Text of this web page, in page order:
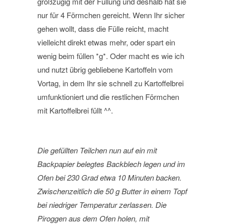
nur für 4 Förmchen gereicht. Wenn Ihr sicher
gehen wollt, dass die Fülle reicht, macht
vielleicht direkt etwas mehr, oder spart ein
wenig beim füllen *g*. Oder macht es wie ich
und nutzt übrig gebliebene Kartoffeln vom
Vortag, in dem Ihr sie schnell zu Kartoffelbrei
umfunktioniert und die restlichen Förmchen
mit Kartoffelbrei füllt ^^.
Die gefüllten Teilchen nun auf ein mit
Backpapier belegtes Backblech legen und im
Ofen bei 230 Grad etwa 10 Minuten backen.
Zwischenzeitlich die 50 g Butter in einem Topf
bei niedriger Temperatur zerlassen. Die
Piroggen aus dem Ofen holen, mit